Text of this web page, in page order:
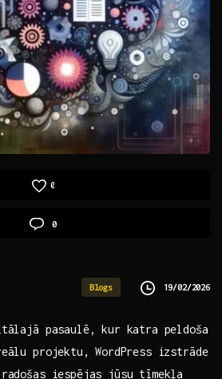
0
0
Blogs 19/02/2026
pasaulē, kur katra peldoša
projektu,⁤ WordPress‌ izstrāde
radošas iespējas jūsu tīmekļa